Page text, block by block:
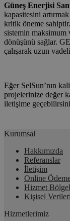
Güneş Enerjisi
kapasitesini
kritik öneme
sistemin maksimum
dönüşünü sağlar.
çalışarak uzun
Eğer SelSun’nın
projelerinize değer
iletişime
Kurumsal
Hakkımızda
Referanslar
İletişim
Online
Hizmet
Kişisel
Hizmetlerimiz